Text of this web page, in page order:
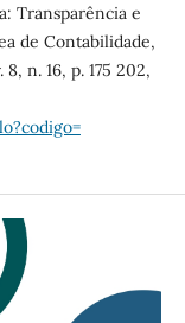
Transparência e
de Contabilidade,
n. 16, p. 175 202,